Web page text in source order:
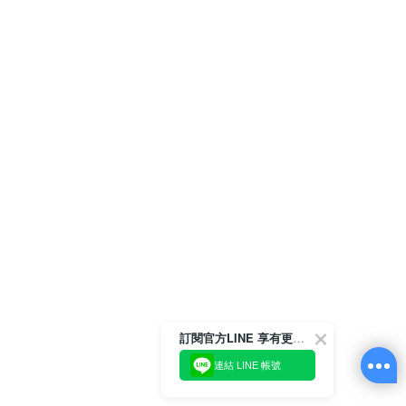
訂閱官方LINE 享有更多優惠
連結 LINE 帳號